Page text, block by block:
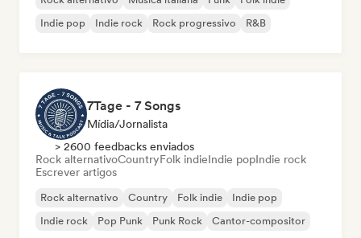
Indie pop
Indie rock Rock progressivo R&B
7Tage - 7 Songs
Mídia/Jornalista
> 2600 feedbacks enviados
Rock alternativoCountryFolk indieIndie popIndie rock
Escrever artigos
Rock alternativo Country Folk indie
Indie pop
Indie rock
Pop Punk Punk Rock Cantor-compositor